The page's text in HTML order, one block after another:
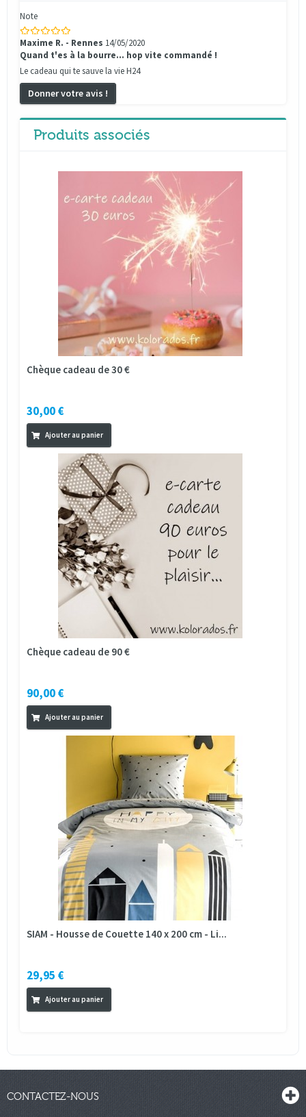
Note
Maxime R. - Rennes 14/05/2020
Quand t'es à la bourre... hop vite commandé !
Le cadeau qui te sauve la vie H24
Donner votre avis !
Produits associés
Chèque cadeau de 30 €
30,00 €
Ajouter au panier
Chèque cadeau de 90 €
90,00 €
Ajouter au panier
SIAM - Housse de Couette 140 x 200 cm - Li...
29,95 €
Ajouter au panier
CONTACTEZ-NOUS